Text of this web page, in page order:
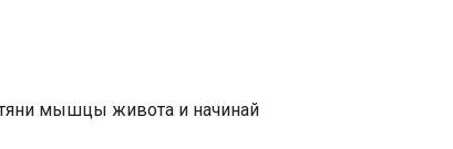
мышцы живота и начинай